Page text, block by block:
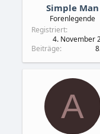
Simple Man
Forenlegende
Registriert
4. November
Beiträge
A